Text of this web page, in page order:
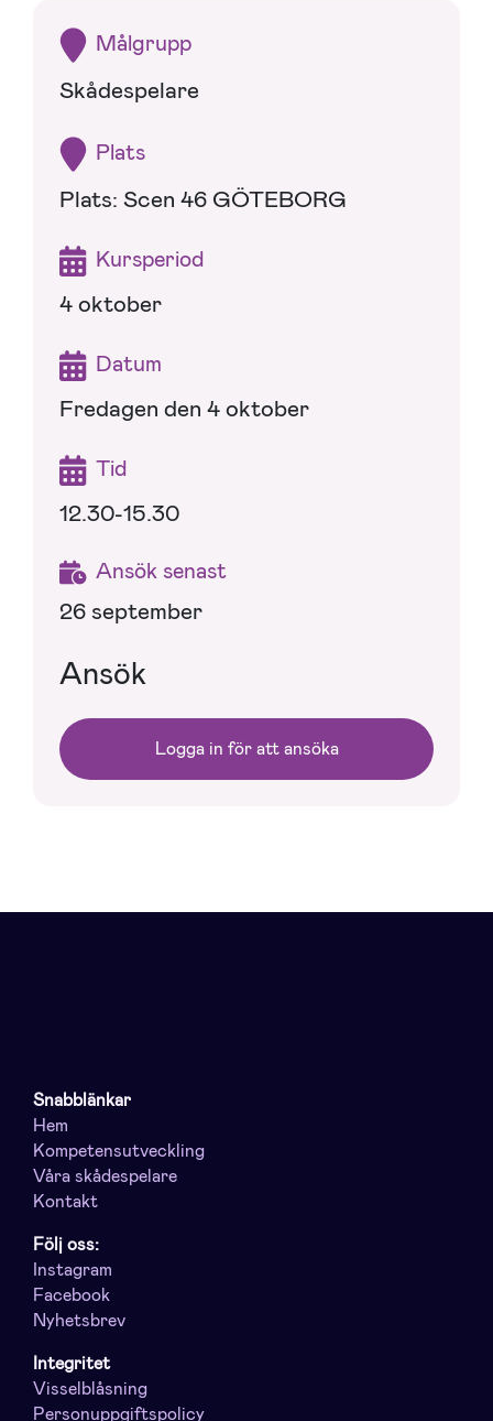
Målgrupp
Skådespelare
Plats
Plats: Scen 46 GÖTEBORG
Kursperiod
4 oktober
Datum
Fredagen den 4 oktober
Tid
12.30-15.30
Ansök senast
26 september
Ansök
Logga in för att ansöka
Snabblänkar
Hem
Kompetensutveckling
Våra skådespelare
Kontakt
Följ oss:
Instagram
Facebook
Nyhetsbrev
Integritet
Visselblåsning
Personuppgiftspolicy